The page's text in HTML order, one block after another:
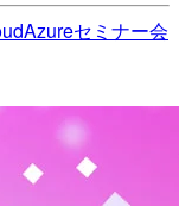
Azureセミナー会